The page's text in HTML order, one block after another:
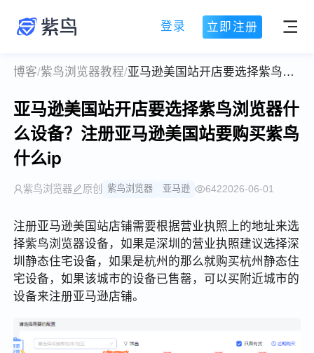
登录 立即注册
博客/紫鸟浏览器教程/ 亚马逊美国站开店要选择紫鸟浏览器什么设备？注册亚马逊美国站要购买紫鸟什么ip
亚马逊美国站开店要选择紫鸟浏览器什
么设备？注册亚马逊美国站要购买紫鸟
什么ip
紫鸟浏览器 原创 紫鸟浏览器 亚马逊 6422026-06-01
注册亚马逊美国站店铺需要根据营业执照上的地址来选
择紫鸟浏览器设备，如果是深圳的营业执照建议选择深
圳静态住宅设备，如果是杭州的那么就购买杭州静态住
宅设备，如果该城市的设备已售罄，可以买附近城市的
设备来注册亚马逊店铺。